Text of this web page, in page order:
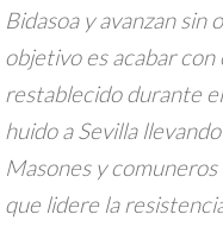
Bidasoa y avanzan sin
objetivo es acabar
restablecido durante
huido a Sevilla
Masones y
que lidere la